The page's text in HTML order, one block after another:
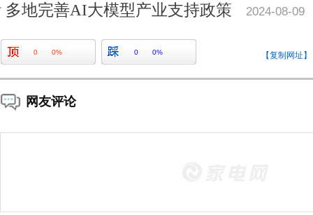
多地完善AI大模型产业支持政策 2024-08-09
0 0% 0 0% 【复制网址】
网友评论